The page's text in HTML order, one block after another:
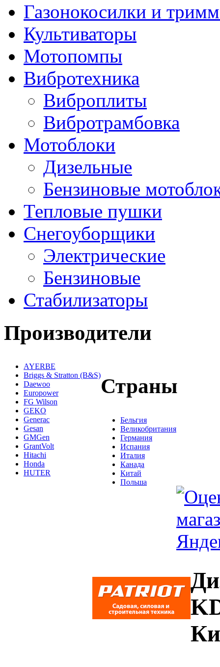
Газонокосилки и
Культиваторы
Мотопомпы
Вибротехника
Виброплиты
Вибротрамбовка
Мотоблоки
Дизельные
Бензиновые
Тепловые пушки
Снегоуборщики
Электрические
Бензиновые
Стабилизаторы
Производители
AYERBE
Briggs & Stratton (B&S)
Daewoo
Europower
FG Wilson
GEKO
Generac
Gesan
GMGen
GrantVolt
Hitachi
Honda
HUTER
Страны
Бельгия
Великобритания
Германия
Испания
Италия
Канада
Китай
Польша